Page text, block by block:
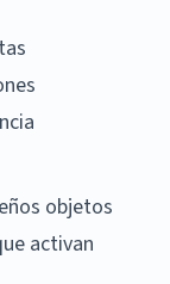
objetos
activan